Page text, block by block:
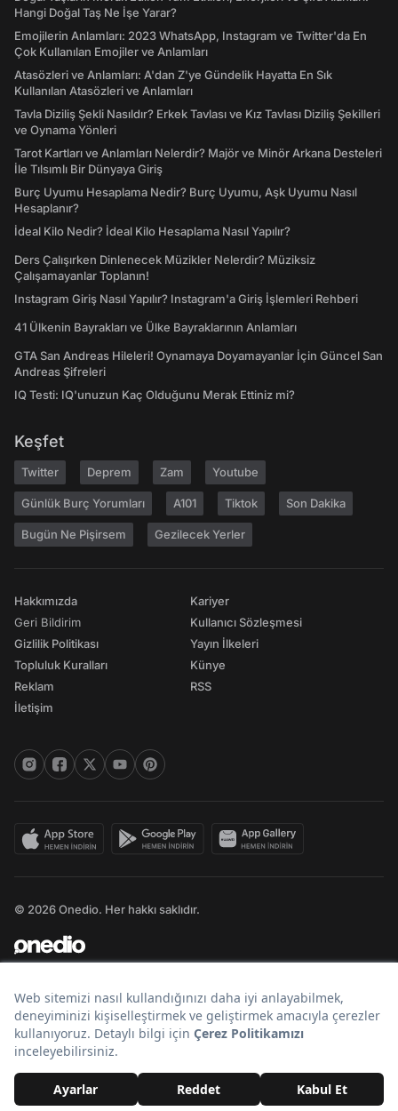
Hangi Doğal Taş Ne İşe Yarar?
Emojilerin Anlamları: 2023 WhatsApp, Instagram ve Twitter'da En
Çok Kullanılan Emojiler ve Anlamları
Atasözleri ve Anlamları: A'dan Z'ye Gündelik Hayatta En Sık
Kullanılan Atasözleri ve Anlamları
Tavla Diziliş Şekli Nasıldır? Erkek Tavlası ve Kız Tavlası Diziliş Şekilleri
ve Oynama Yönleri
Tarot Kartları ve Anlamları Nelerdir? Majör ve Minör Arkana Desteleri
İle Tılsımlı Bir Dünyaya Giriş
Burç Uyumu Hesaplama Nedir? Burç Uyumu, Aşk Uyumu Nasıl
Hesaplanır?
İdeal Kilo Nedir? İdeal Kilo Hesaplama Nasıl Yapılır?
Ders Çalışırken Dinlenecek Müzikler Nelerdir? Müziksiz
Çalışamayanlar Toplanın!
Instagram Giriş Nasıl Yapılır? Instagram'a Giriş İşlemleri Rehberi
41 Ülkenin Bayrakları ve Ülke Bayraklarının Anlamları
GTA San Andreas Hileleri! Oynamaya Doyamayanlar İçin Güncel San
Andreas Şifreleri
IQ Testi: IQ'unuzun Kaç Olduğunu Merak Ettiniz mi?
Keşfet
Twitter Deprem Zam Youtube
Günlük Burç Yorumları A101 Tiktok Son Dakika
Bugün Ne Pişirsem Gezilecek Yerler
Hakkımızda
Geri Bildirim
Gizlilik Politikası
Topluluk Kuralları
Reklam
İletişim
Kariyer
Kullanıcı Sözleşmesi
Yayın İlkeleri
Künye
RSS
© 2026 Onedio. Her hakkı saklıdır.
Bir markasıdır.